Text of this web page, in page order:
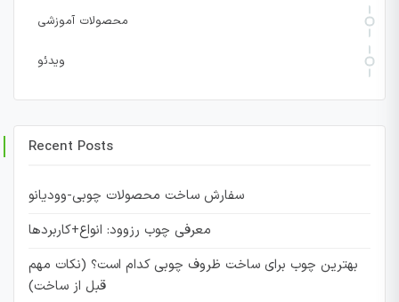
محصولات آموزشی
ویدئو
Recent Posts
سفارش ساخت محصولات چوبی-وودیانو
معرفی چوب رزوود: انواع+کاربردها
بهترین چوب برای ساخت ظروف چوبی کدام است؟ (نکات مهم
قبل از ساخت)